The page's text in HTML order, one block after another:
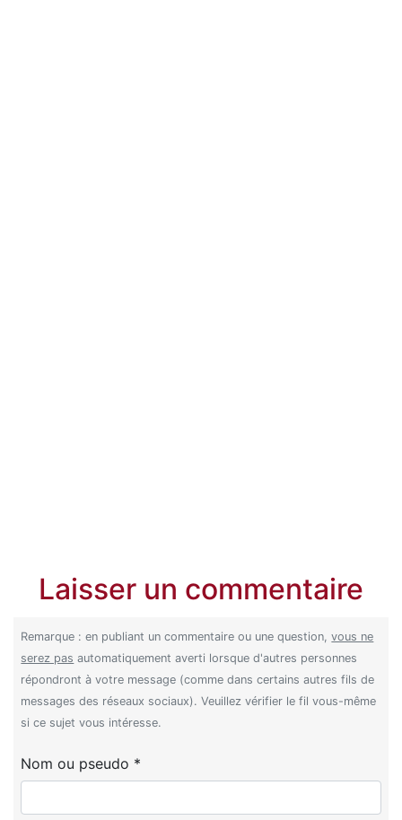
Laisser un commentaire
Remarque : en publiant un commentaire ou une question,vous ne
serez pas automatiquement averti lorsque d'autres personnes
répondront à votre message (comme dans certains autres fils de
messages des réseaux sociaux). Veuillez vérifier le fil vous-même
si ce sujet vous intéresse.
Nom ou pseudo *